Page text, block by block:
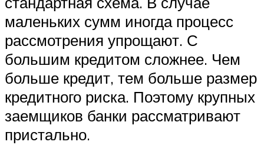
маленьких сумм иногда процесс
рассмотрения упрощают. С
большим кредитом сложнее. Чем
больше кредит, тем больше размер
кредитного риска. Поэтому крупных
заемщиков банки рассматривают
пристально.